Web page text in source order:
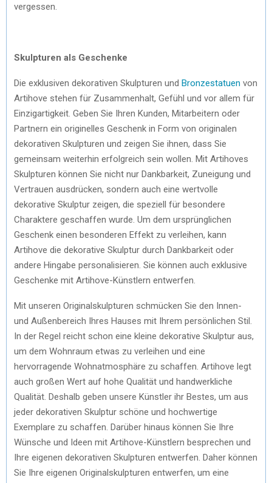
vergessen.
Skulpturen als Geschenke
Die exklusiven dekorativen Skulpturen und Bronzestatuen von
Artihove stehen für Zusammenhalt, Gefühl und vor allem für
Einzigartigkeit. Geben Sie Ihren Kunden, Mitarbeitern oder
Partnern ein originelles Geschenk in Form von originalen
dekorativen Skulpturen und zeigen Sie ihnen, dass Sie
gemeinsam weiterhin erfolgreich sein wollen. Mit Artihoves
Skulpturen können Sie nicht nur Dankbarkeit, Zuneigung und
Vertrauen ausdrücken, sondern auch eine wertvolle
dekorative Skulptur zeigen, die speziell für besondere
Charaktere geschaffen wurde. Um dem ursprünglichen
Geschenk einen besonderen Effekt zu verleihen, kann
Artihove die dekorative Skulptur durch Dankbarkeit oder
andere Hingabe personalisieren. Sie können auch exklusive
Geschenke mit Artihove-Künstlern entwerfen.
Mit unseren Originalskulpturen schmücken Sie den Innen-
und Außenbereich Ihres Hauses mit Ihrem persönlichen Stil.
In der Regel reicht schon eine kleine dekorative Skulptur aus,
um dem Wohnraum etwas zu verleihen und eine
hervorragende Wohnatmosphäre zu schaffen. Artihove legt
auch großen Wert auf hohe Qualität und handwerkliche
Qualität. Deshalb geben unsere Künstler ihr Bestes, um aus
jeder dekorativen Skulptur schöne und hochwertige
Exemplare zu schaffen. Darüber hinaus können Sie Ihre
Wünsche und Ideen mit Artihove-Künstlern besprechen und
Ihre eigenen dekorativen Skulpturen entwerfen. Daher können
Sie Ihre eigenen Originalskulpturen entwerfen, um eine